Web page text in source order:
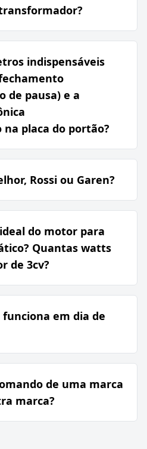
indispensáveis
de pausa) e a
placa do portão?
Rossi ou Garen?
do motor para
Quantas watts
de 3cv?
em dia de
de uma marca
marca?